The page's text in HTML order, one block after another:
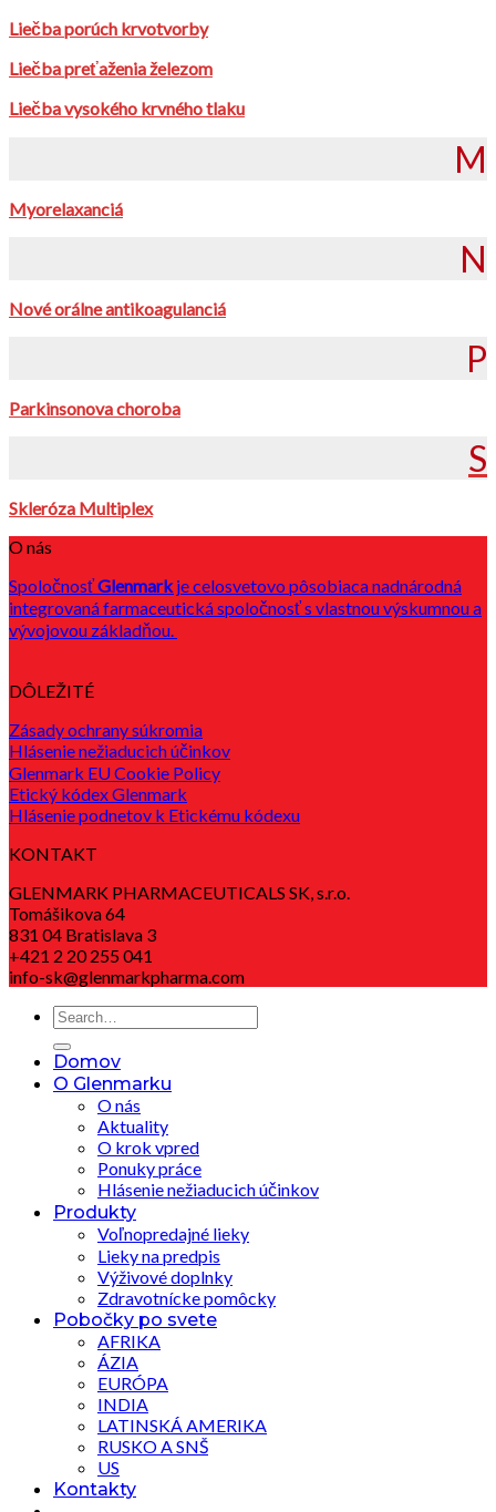
Liečba porúch krvotvorby
Liečba preťaženia železom
Liečba vysokého krvného tlaku
M
Myorelaxanciá
N
Nové orálne antikoagulanciá
P
Parkinsonova choroba
S
Skleróza Multiplex
O nás
SpoločnosťGlenmarkje celosvetovo pôsobiaca nadnárodná
integrovaná farmaceutická spoločnosť s vlastnou výskumnou a
vývojovou základňou.
DÔLEŽITÉ
Zásady ochrany súkromia
Hlásenie nežiaducich účinkov
Glenmark EU Cookie Policy
Etický kódex Glenmark
Hlásenie podnetov k Etickému kódexu
KONTAKT
GLENMARK PHARMACEUTICALS SK, s.r.o.
Tomášikova 64
831 04 Bratislava 3
+421 2 20 255 041
info-sk@glenmarkpharma.com
Domov
O Glenmarku
O nás
Aktuality
O krok vpred
Ponuky práce
Hlásenie nežiaducich účinkov
Produkty
Voľnopredajné lieky
Lieky na predpis
Výživové doplnky
Zdravotnícke pomôcky
Pobočky po svete
AFRIKA
ÁZIA
EURÓPA
INDIA
LATINSKÁ AMERIKA
RUSKO A SNŠ
US
Kontakty